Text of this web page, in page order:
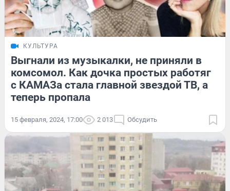
КУЛЬТУРА
Выгнали из музыкалки, не приняли в
комсомол. Как дочка простых работяг
с КАМАЗа стала главной звездой ТВ, а
теперь пропала
15 февраля, 2024, 17:00 2 013 Обсудить